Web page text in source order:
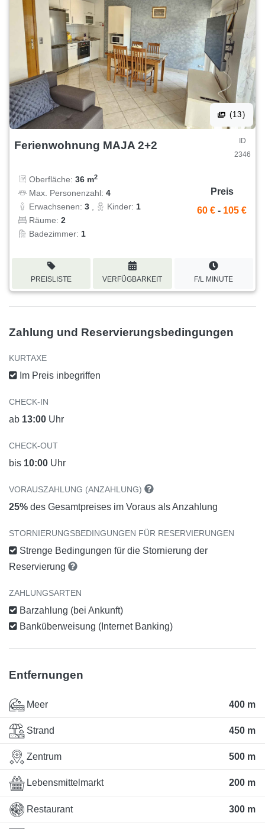
(13)
Ferienwohnung MAJA 2+2
ID
2346
Oberfläche: 36 m2
Max. Personenzahl: 4
Erwachsenen: 3 Kinder: 1
Räume: 2
Badezimmer: 1
Preis
60 € - 105 €
PREISLISTE VERFÜGBARKEIT F/L MINUTE
Zahlung und Reservierungsbedingungen
KURTAXE
Im Preis inbegriffen
CHECK-IN
ab 13:00 Uhr
CHECK-OUT
bis 10:00 Uhr
VORAUSZAHLUNG (ANZAHLUNG)
25% des Gesamtpreises im Voraus als Anzahlung
STORNIERUNGSBEDINGUNGEN FÜR RESERVIERUNGEN
Strenge Bedingungen für die Stornierung der
Reservierung
ZAHLUNGSARTEN
Barzahlung (bei Ankunft)
Banküberweisung (Internet Banking)
Entfernungen
Meer 400 m
Strand 450 m
Zentrum 500 m
Lebensmittelmarkt 200 m
Restaurant 300 m